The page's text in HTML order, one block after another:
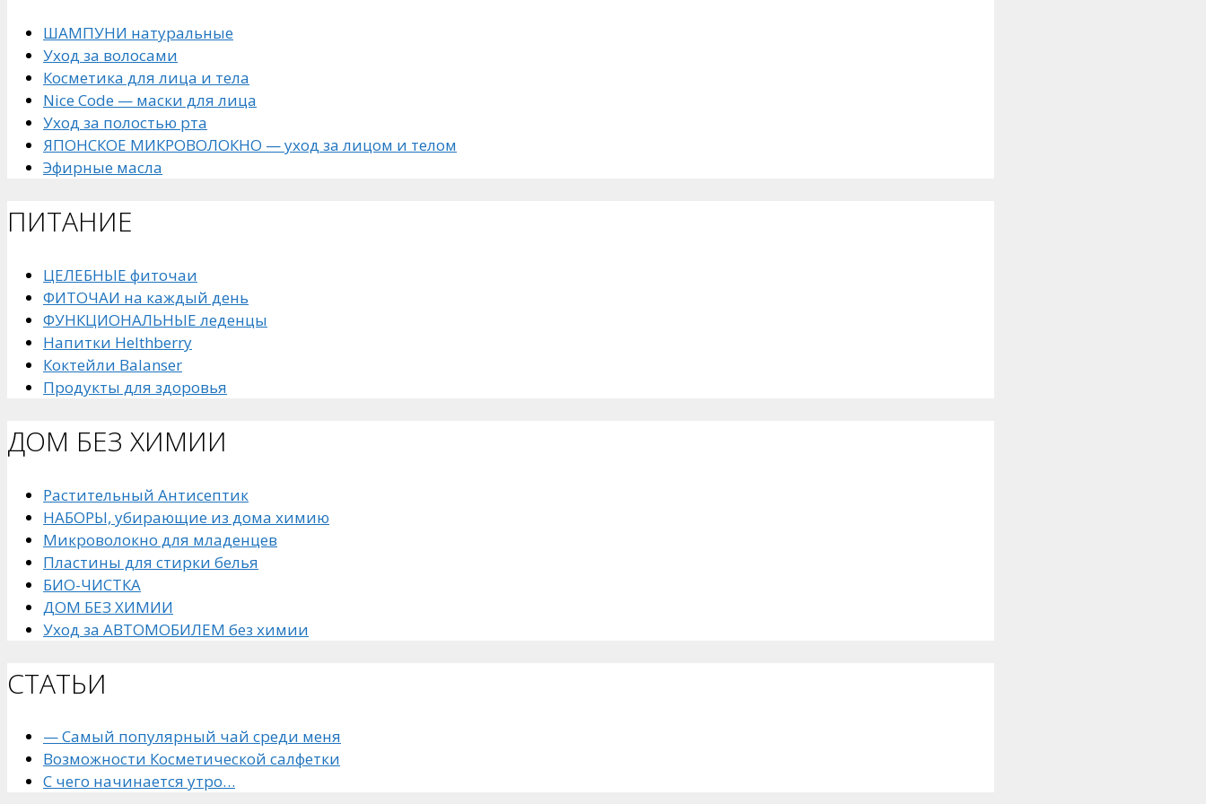
ШАМПУНИ натуральные
Уход за волосами
Косметика для лица и тела
Nice Code — маски для лица
Уход за полостью рта
ЯПОНСКОЕ МИКРОВОЛОКНО — уход за лицом и телом
Эфирные масла
ПИТАНИЕ
ЦЕЛЕБНЫЕ фиточаи
ФИТОЧАИ на каждый день
ФУНКЦИОНАЛЬНЫЕ леденцы
Напитки Helthberry
Коктейли Balanser
Продукты для здоровья
ДОМ БЕЗ ХИМИИ
Растительный Антисептик
НАБОРЫ, убирающие из дома химию
Микроволокно для младенцев
Пластины для стирки белья
БИО-ЧИСТКА
ДОМ БЕЗ ХИМИИ
Уход за АВТОМОБИЛЕМ без химии
СТАТЬИ
— Самый популярный чай среди меня
Возможности Косметической салфетки
С чего начинается утро…